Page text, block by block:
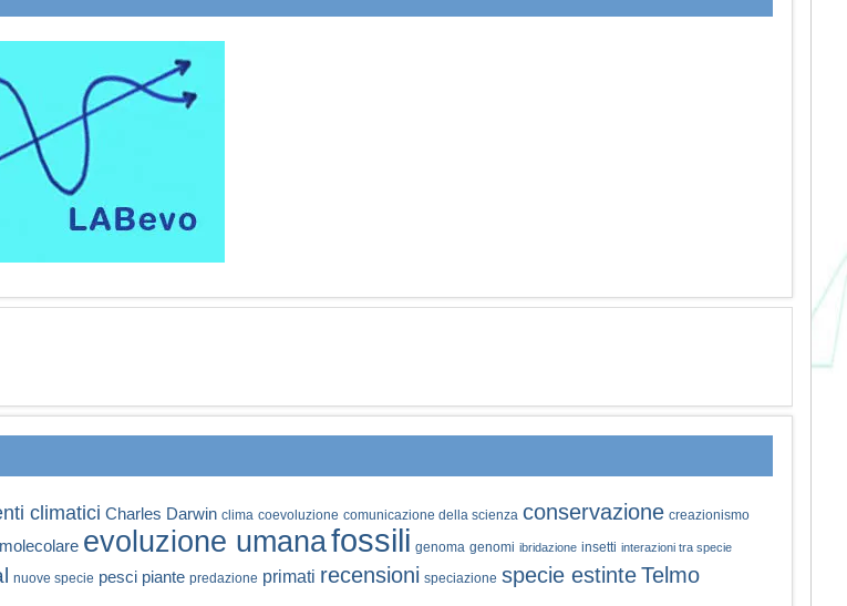
climatici Charles Darwin clima coevoluzione comunicazione della scienza conservazione creazionismo
evoluzione umanafossili genoma genomi ibridazione insetti interazioni tra specie
nuove specie pesci piante predazione primati recensioni speciazione specie estinteTelmo